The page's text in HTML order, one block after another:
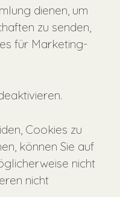
dienen, um
zu senden,
für Marketing-
Cookies zu
können Sie auf
nicht
nicht